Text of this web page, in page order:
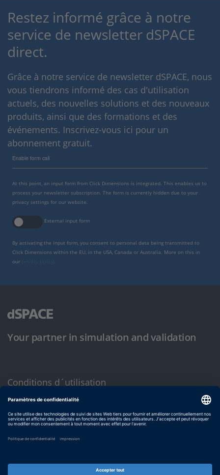
Restez informé grâce à notre
service de newsletter dSPACE
direct.
Grâce à notre service de newsletter dSPACE, nous
vous tiendrons informé des cas d'utilisation
actuels, des nouvelles solutions et des nouveaux
produits, ainsi que des formations et des
événements. Inscrivez-vous ici pour un
abonnement gratuit.
Enable form call
At this point, an input form from Click Dimensions is integrated. This enables us to
process your newsletter subscription. The form is currently hidden due to your
privacy settings for our website.
External input form
By activating the input form, you consent to personal data being transmitted to
Click Dimensions within the EU, in the USA, Canada or Australia. More on this in
our
.
Your partner in simulation and validation
Conditions d´utilisation
Politique de confidentialité
Mentions légales et conditions générales